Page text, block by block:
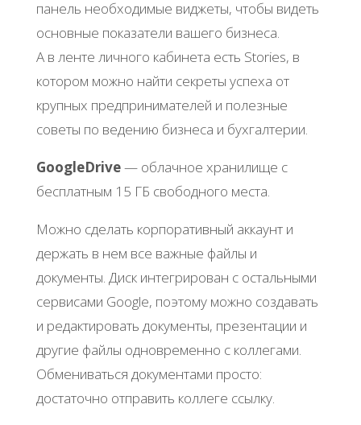
панель необходимые виджеты, чтобы видеть
основные показатели вашего бизнеса.
А в ленте личного кабинета есть Stories, в
котором можно найти секреты успеха от
крупных предпринимателей и полезные
советы по ведению бизнеса и бухгалтерии.
GoogleDrive— облачное хранилище с
бесплатным 15 ГБ свободного места.
Можно сделать корпоративный аккаунт и
держать в нем все важные файлы и
документы. Диск интегрирован с остальными
сервисами Google, поэтому можно создавать
и редактировать документы, презентации и
другие файлы одновременно с коллегами.
Обмениваться документами просто:
достаточно отправить коллеге ссылку.